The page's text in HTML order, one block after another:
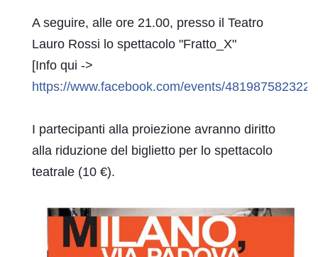
A seguire, alle ore 21.00, presso il Teatro
Lauro Rossi lo spettacolo "Fratto_X"
https://www.facebook.com/events/
I partecipanti alla proiezione avranno diritto
alla riduzione del biglietto per lo spettacolo
teatrale (10 €).